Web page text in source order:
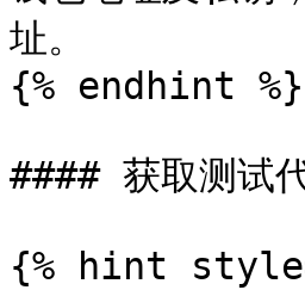
址。
{% endhint %}
#### 获取测试
{% hint